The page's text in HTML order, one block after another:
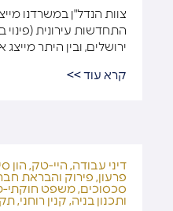
צוות הנדל"ן במשרדנו
ירושלים, ובין היתר מייצג
קרא עוד >>
דיני עבודה, היי-טק, הון
פרעון, פירוק והבראת
סכסוכים, משפט חוקתי-
ותכנון בניה, קנין רוחני,